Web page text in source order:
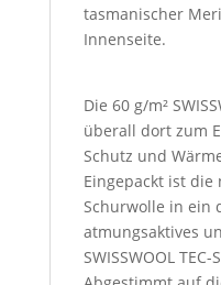
tasmanischer
Innenseite.
Die 60 g/m²
überall dort zum
Schutz und
Eingepackt ist die
Schurwolle in ein
atmungsaktives
SWISSWOOL